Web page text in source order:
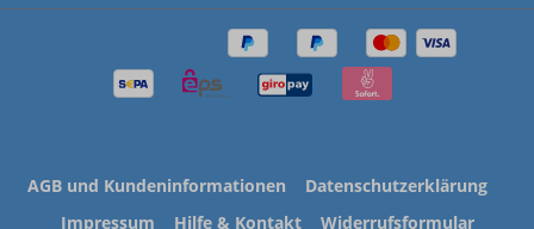
AGB und Kundeninformationen
Datenschutzerklärung
Impressum
Hilfe & Kontakt Widerrufsformular